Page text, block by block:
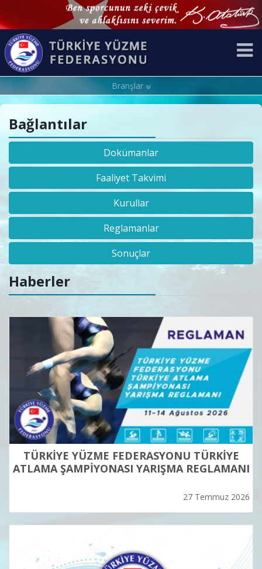
Branşlar
Haberler
TÜRKİYE YÜZME FEDERASYONU TÜRKİYE
ATLAMA ŞAMPİYONASI YARIŞMA REGLAMANI
27 Temmuz 2026
Bağlantılar
Dokümanlar
Faaliyet Takvimi
Kurullar
Reglamanlar
Sonuçlar